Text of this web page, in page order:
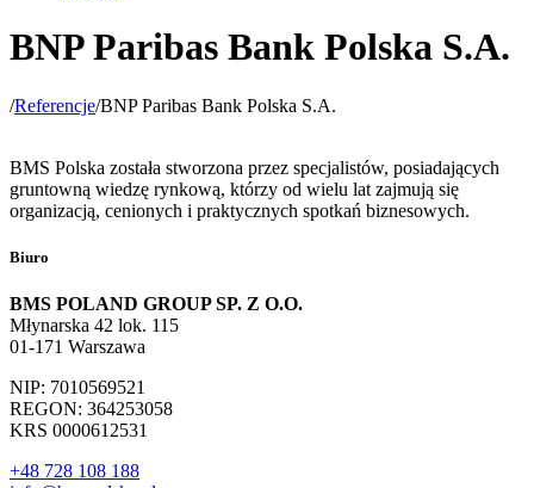
BNP Paribas Bank Polska S.A.
/Referencje/BNP Paribas Bank Polska S.A.
BMS Polska została stworzona przez specjalistów, posiadających
gruntowną wiedzę rynkową, którzy od wielu lat zajmują się
organizacją, cenionych i praktycznych spotkań biznesowych.
Biuro
BMS POLAND GROUP SP. Z O.O.
Młynarska 42 lok. 115
01-171 Warszawa
NIP: 7010569521
REGON: 364253058
KRS 0000612531
+48 728 108 188